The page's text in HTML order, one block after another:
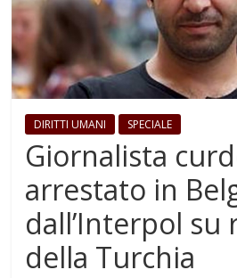
DIRITTI UMANI SPECIALE
Giornalista
arrestato in
dall’Interpol su
della Turchia